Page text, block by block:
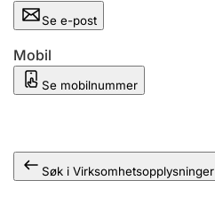
Andre tema
Se e-post
Mobil
Se mobilnummer
Søk i Virksomhetsopplysninger